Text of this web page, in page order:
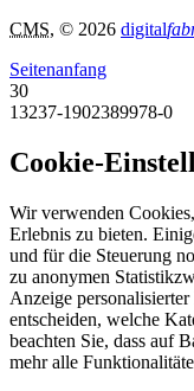
CMS, © 2026 digital
Seitenanfang
30
13237-1902389978-0
Cookie-
Wir verwenden
Erlebnis zu bieten.
und für die Steuerung
zu anonymen
Anzeige
entscheiden, welche
beachten Sie, dass auf
mehr alle